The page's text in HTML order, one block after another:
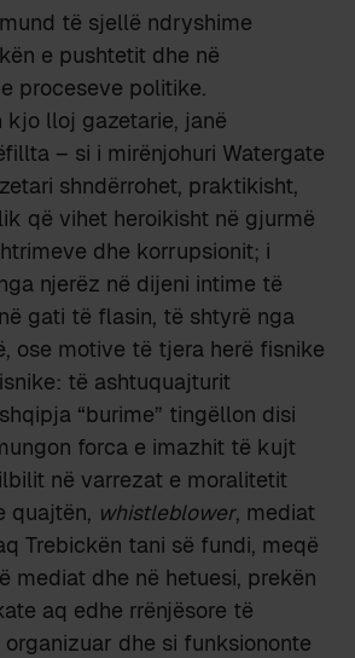
të sjellë ndryshime
e pushtetit dhe në
proceseve politike.
kjo lloj gazetarie, janë
– si i mirënjohuri Watergate
shndërrohet, praktikisht,
që vihet heroikisht në gjurmë
dhe korrupsionit; i
njerëz në dijeni intime të
gati të flasin, të shtyrë nga
ose motive të tjera herë fisnike
të ashtuquajturit
“burime” tingëllon disi
forca e imazhit të kujt
në varrezat e moralitetit
quajtën, whistleblower, mediat
Trebickën tani së fundi, meqë
mediat dhe në hetuesi, prekën
aq edhe rrënjësore të
dhe si funksiononte